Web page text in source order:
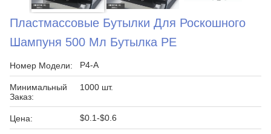
Пластмассовые Бутылки Для Роскошного
Шампуня 500 Мл Бутылка PE
Номер Модели: P4-A
Минимальный
Заказ:
1000 шт.
Цена: $0.1-$0.6